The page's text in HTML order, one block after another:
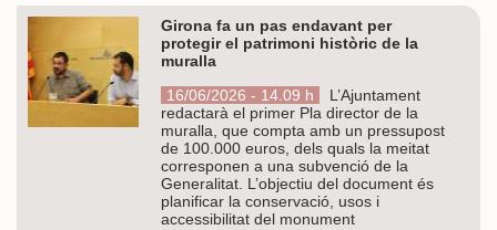
Girona fa un pas endavant per
protegir el patrimoni històric de la
muralla
16/06/2026 - 14.09 h
L’Ajuntament
redactarà el primer Pla director de la
muralla, que compta amb un pressupost
de 100.000 euros, dels quals la meitat
corresponen a una subvenció de la
Generalitat. L’objectiu del document és
planificar la conservació, usos i
accessibilitat del monument